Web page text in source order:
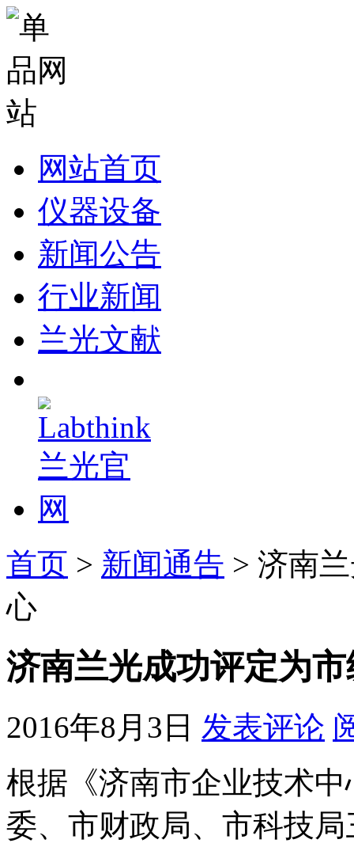
网站首页
仪器设备
新闻公告
行业新闻
兰光文献
首页 > 新闻通告 > 济南
心
济南兰光成功评定为
2016年8月3日 发表评论
根据《济南市企业技术
委、市财政局、市科技